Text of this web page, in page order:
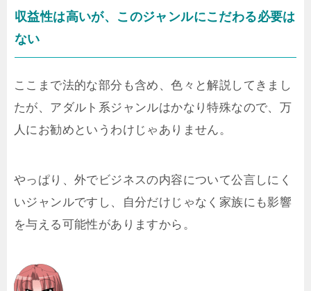
収益性は高いが、このジャンルにこだわる必要は
ない
ここまで法的な部分も含め、色々と解説してきまし
たが、アダルト系ジャンルはかなり特殊なので、万
人にお勧めというわけじゃありません。
やっぱり、外でビジネスの内容について公言しにく
いジャンルですし、自分だけじゃなく家族にも影響
を与える可能性がありますから。